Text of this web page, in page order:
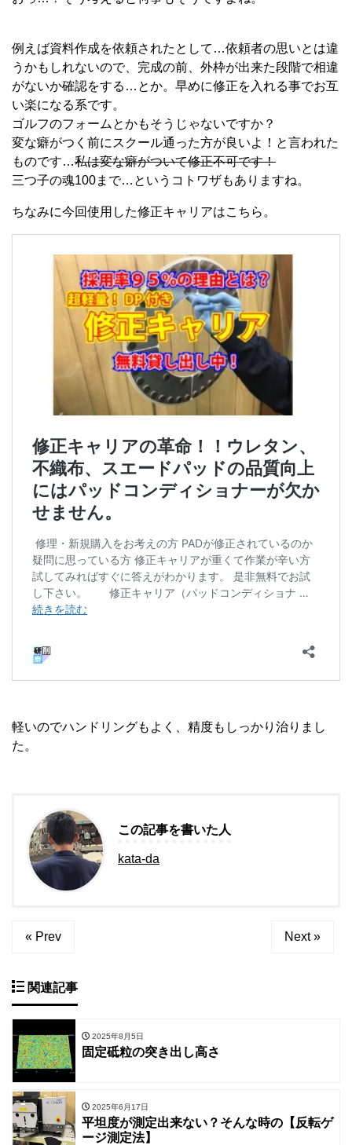
例えば資料作成を依頼されたとして…依頼者の思いとは違
うかもしれないので、完成の前、外枠が出来た段階で相違
がないか確認をする…とか。早めに修正を入れる事でお互
い楽になる系です。
ゴルフのフォームとかもそうじゃないですか？
変な癖がつく前にスクール通った方が良いよ！と言われた
ものです…私は変な癖がついて修正不可です！
三つ子の魂100まで…というコトワザもありますね。
ちなみに今回使用した修正キャリアはこちら。
軽いのでハンドリングもよく、精度もしっかり治りまし
た。
この記事を書いた人
kata-da
« Prev Next »
関連記事
2025年8月5日
固定砥粒の突き出し高さ
2025年6月17日
平坦度が測定出来ない？そんな時の【反転ゲ
ージ測定法】